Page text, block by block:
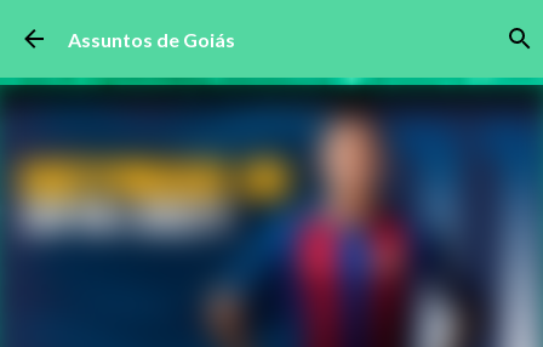
Pular para o conteúdo principal
Assuntos de Goiás